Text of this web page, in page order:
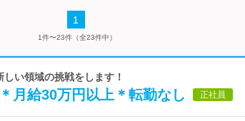
1
1件〜23件（全23件中）
い領域の挑戦をします！
月給30万円以上＊転勤なし 正社員